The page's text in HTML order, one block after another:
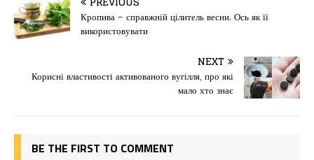
e
b
o
o
o
d
o
n
l и
т
ис
я
Кропива – справжній цілитель весни. Ось як її
використовувати
NEXT
Корисні властивості активованого вугілля, про які
мало хто знає
BE THE FIRST TO COMMENT